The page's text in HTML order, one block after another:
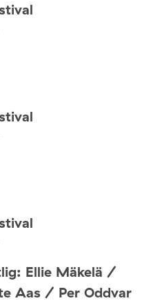
Ellie Mäkelä /
Aas / Per Oddvar